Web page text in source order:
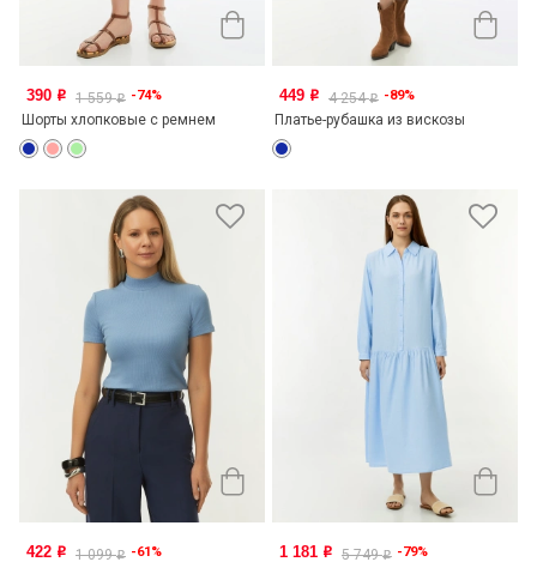
390 o 1 559o -74%
Шорты хлопковые с ремнем
449 o 4 254o -89%
Платье-рубашка из вискозы
422 o 1 099o -61% 1 181 o 5 749o -79%